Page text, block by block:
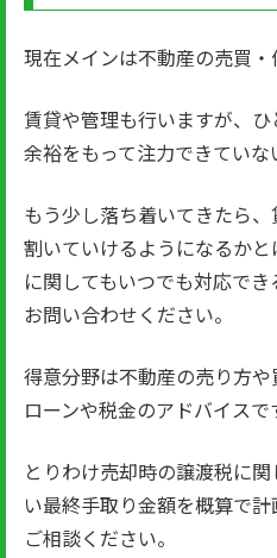
現在メインは不動産の売買・
賃貸や管理も行いますが、
余裕をもって注力できていな
もう少し落ち着いてきたら
割いていけるようになるか
に関してもいつでも対応で
お問い合わせください。
得意分野は不動産の売り方
ローンや税金のアドバイスで
とりわけ売却時の譲渡税に
い最終手取り金額を概算で
ご相談ください。